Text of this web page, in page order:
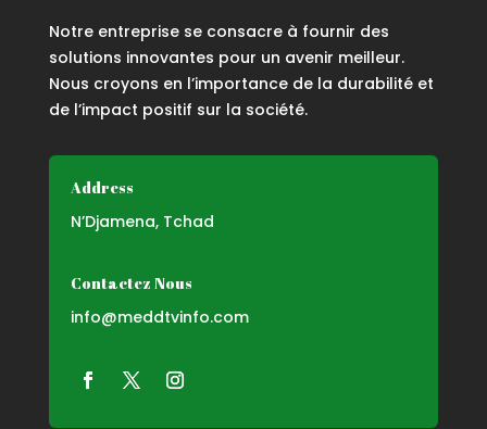
Notre entreprise se consacre à fournir des
solutions innovantes pour un avenir meilleur.
Nous croyons en l’importance de la durabilité et
de l’impact positif sur la société.
Address
N’Djamena, Tchad
Contactez Nous
info@meddtvinfo.com